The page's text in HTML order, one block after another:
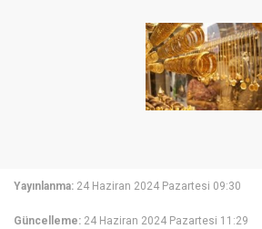
Yayınlanma: 24 Haziran 2024 Pazartesi 09:30
Güncelleme: 24 Haziran 2024 Pazartesi 11:29